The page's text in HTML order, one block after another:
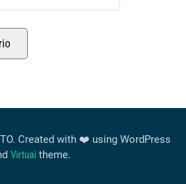
Created with ❤️ using WordPress
Virtuaitheme.